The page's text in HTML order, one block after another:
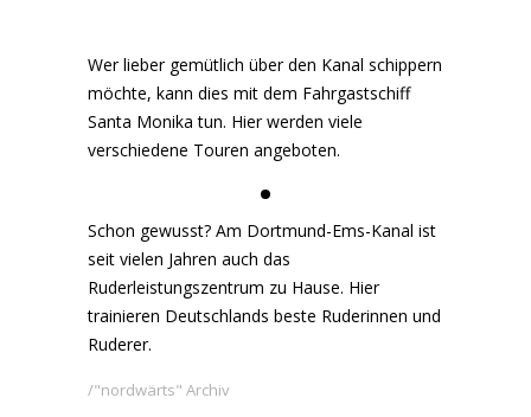
Wer lieber gemütlich über den Kanal schippern
möchte, kann dies mit dem Fahrgastschiff
Santa Monika tun. Hier werden viele
verschiedene Touren angeboten.
Schon gewusst? Am Dortmund-Ems-Kanal ist
seit vielen Jahren auch das
Ruderleistungszentrum zu Hause. Hier
trainieren Deutschlands beste Ruderinnen und
Ruderer.
"nordwärts" Archiv